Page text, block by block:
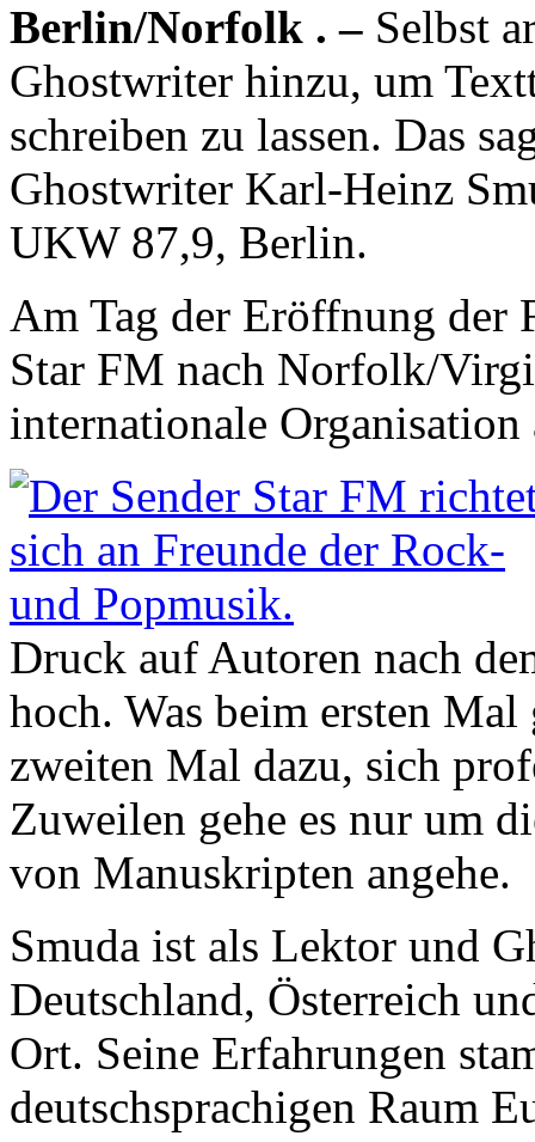
Berlin/Norfolk . – Selbst
Ghostwriter hinzu, um
schreiben zu lassen. Das
Ghostwriter Karl-Heinz
UKW 87,9, Berlin.
Am Tag der Eröffnung der
Star FM nach Norfolk/
internationale
Druck auf Autoren nach
hoch. Was beim ersten
zweiten Mal dazu, sich
Zuweilen gehe es nur um
von Manuskripten angehe.
Smuda ist als Lektor und
Deutschland, Österreich
Ort. Seine Erfahrungen
deutschsprachigen Raum